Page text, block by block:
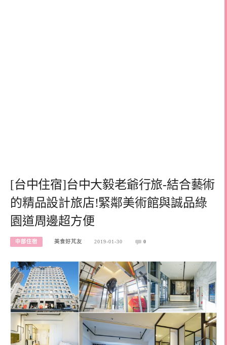
[台中住宿]台中大毅老爺行旅-結合藝術
的精品設計旅店!緊鄰美術館與誠品綠
園道周邊超方便
中部住宿 美食好芃友 2019-01-30 0